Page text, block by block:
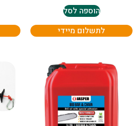
הוספה לסל
לתשלום מיידי